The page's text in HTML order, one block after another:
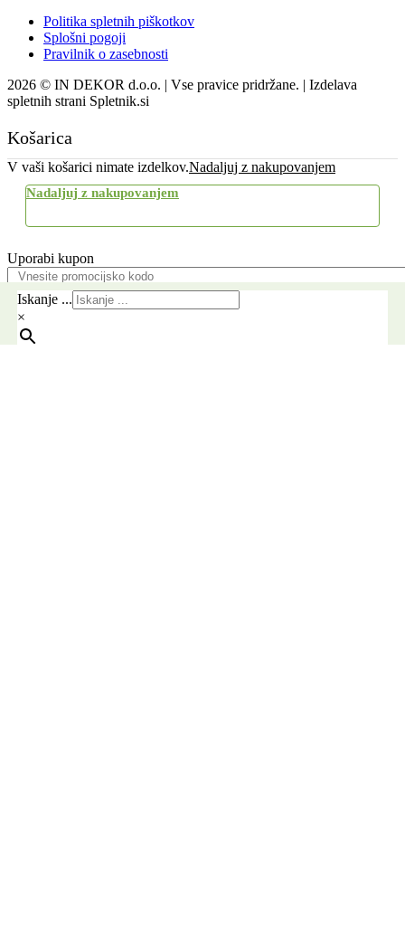
Iskanje ...
×
Politika spletnih piškotkov
Splošni pogoji
Pravilnik o zasebnosti
2026 © IN DEKOR d.o.o. | Vse pravice pridržane. | Izdelava
spletnih strani Spletnik.si
Košarica
V vaši košarici nimate izdelkov.Nadaljuj z nakupovanjem
Nadaljuj z nakupovanjem
Uporabi kupon
Pošlji